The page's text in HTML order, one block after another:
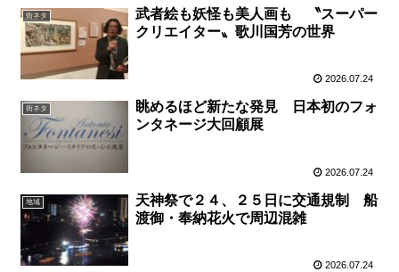
街ネタ
武者絵も妖怪も美人画も 〝スーパー
クリエイター〟歌川国芳の世界
2026.07.24
街ネタ
眺めるほど新たな発見 日本初のフォ
ンタネージ大回顧展
2026.07.24
地域
天神祭で２４、２５日に交通規制 船
渡御・奉納花火で周辺混雑
2026.07.24